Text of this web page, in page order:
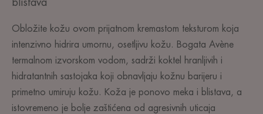
blistava
Obložite kožu ovom prijatnom kremastom teksturom koja
intenzivno hidrira umornu, osetljivu kožu. Bogata Avène
termalnom izvorskom vodom, sadrži koktel hranljivih i
hidratantnih sastojaka koji obnavljaju kožnu barijeru i
primetno umiruju kožu. Koža je ponovo meka i blistava, a
istovremeno je bolje zaštićena od agresivnih uticaja